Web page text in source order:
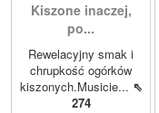
Kiszone inaczej,
po...
Rewelacyjny smak i
chrupkość ogórków
kiszonych.Musicie... ⇖
274